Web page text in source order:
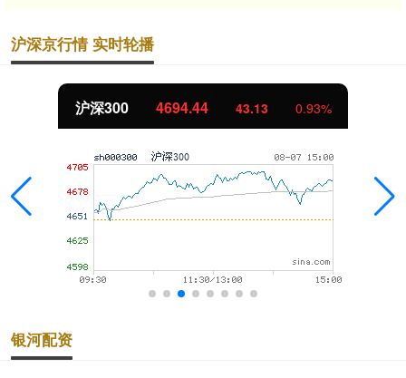
沪深京行情 实时轮播
沪深300 4694.44 43.13 0.93%
银河配资